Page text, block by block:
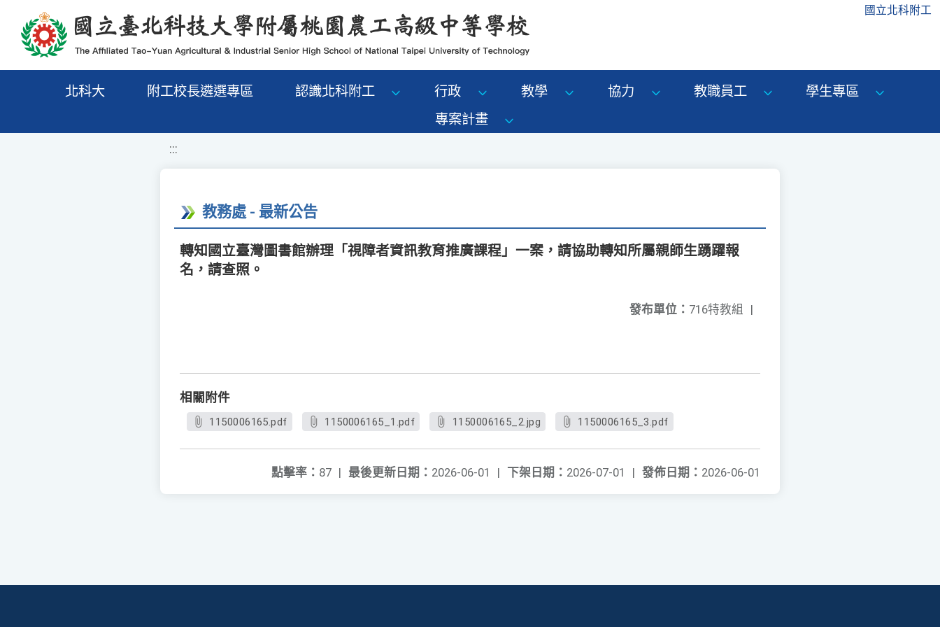
移至網頁之主要內容區位置 國立北科附工
北科大 附工校長遴選專區 認識北科附工 行政 教學 協力 教職員工
學生專區
專案計畫
:::
教務處 - 最新公告
轉知國立臺灣圖書館辦理「視障者資訊教育推廣課程」一案，請協助轉知所屬親師生踴躍報
名，請查照。
發布單位： 716特教組 |
相關附件
1150006165.pdf 1150006165_1.pdf 1150006165_2.jpg 1150006165_3.pdf
發佈日期： 2026-06-01
下架日期： 2026-07-01 |
最後更新日期： 2026-06-01 |
點擊率： 87 |